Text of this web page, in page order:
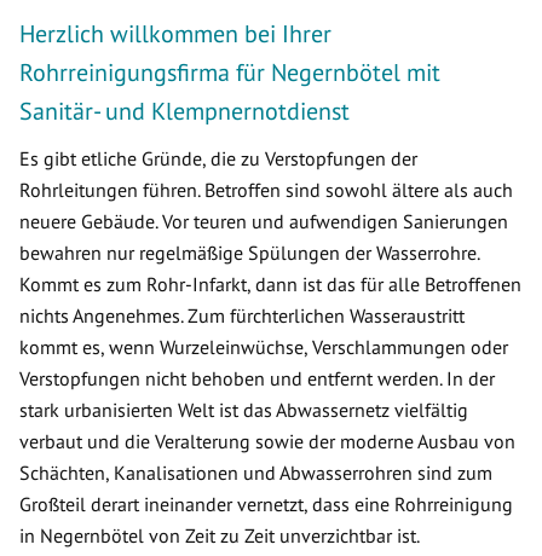
Herzlich willkommen bei Ihrer
Rohrreinigungsfirma für Negernbötel mit
Sanitär- und Klempnernotdienst
Es gibt etliche Gründe, die zu Verstopfungen der
Rohrleitungen führen. Betroffen sind sowohl ältere als auch
neuere Gebäude. Vor teuren und aufwendigen Sanierungen
bewahren nur regelmäßige Spülungen der Wasserrohre.
Kommt es zum Rohr-Infarkt, dann ist das für alle Betroffenen
nichts Angenehmes. Zum fürchterlichen Wasseraustritt
kommt es, wenn Wurzeleinwüchse, Verschlammungen oder
Verstopfungen nicht behoben und entfernt werden. In der
stark urbanisierten Welt ist das Abwassernetz vielfältig
verbaut und die Veralterung sowie der moderne Ausbau von
Schächten, Kanalisationen und Abwasserrohren sind zum
Großteil derart ineinander vernetzt, dass eine Rohrreinigung
in Negernbötel von Zeit zu Zeit unverzichtbar ist.